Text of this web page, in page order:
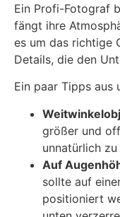
Ein Profi-Fotograf
fängt ihre
es um das richtige
Details, die den
Ein paar Tipps aus
größer und
unnatürlich
Auf
sollte auf
positioniert